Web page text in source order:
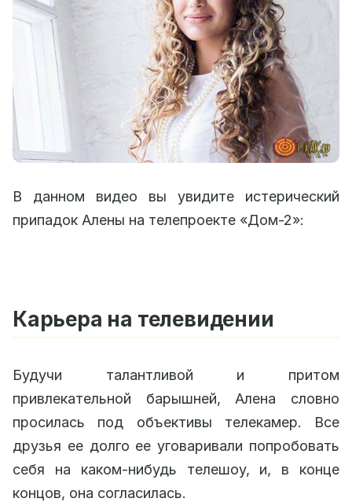
В данном видео вы увидите истерический
припадок Алены на телепроекте «Дом-2»:
Карьера на телевидении
Будучи талантливой и притом
привлекательной барышней, Алена словно
просилась под объективы телекамер. Все
друзья ее долго ее уговаривали попробовать
себя на каком-нибудь телешоу, и, в конце
концов, она согласилась.